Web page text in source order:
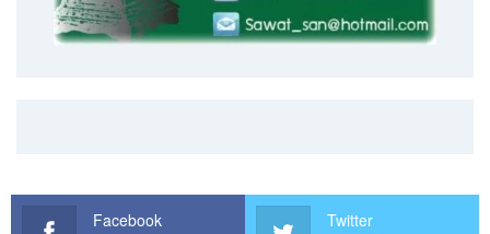
Facebook Twitter